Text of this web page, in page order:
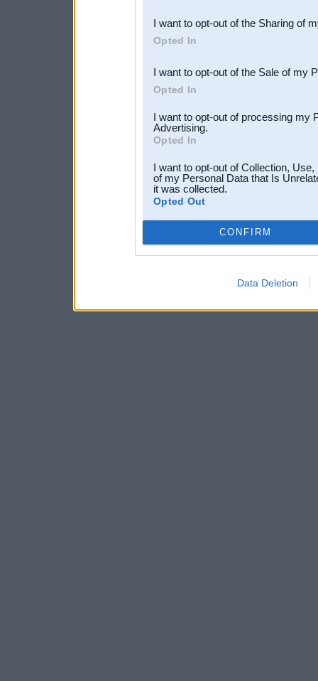
Downstream Participants
third parties.
I want to opt-out of the Sharing of
Opted In
I want to opt-out of the Sale of my
Opted In
I want to opt-out of processing my
Advertising.
Opted In
I want to opt-out of Collection,
of my Personal Data that Is
it was collected.
Opted Out
CONFIRM
Data Deletion